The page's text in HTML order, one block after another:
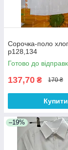
Сорочка-поло
р128,134
Готово до
137,70 ₴ 170 ₴
Купити
–19%